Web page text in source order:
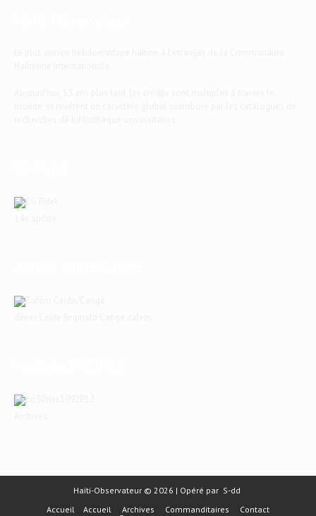
Haïti-Observateur © 2026 | Opéré par S-dd
Accueil
Accueil Archives Commanditaires
Contact